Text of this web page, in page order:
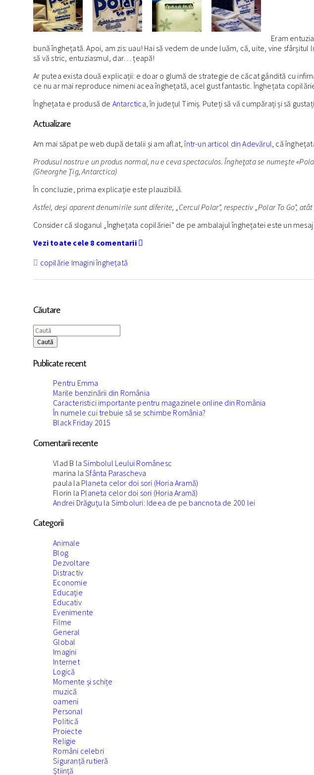
Eram
bună înghețată. Apoi, am zis: uau! Hai să vedem de unde luăm, că, uite, vine
să vă stric, entuziasmul, dar… țeapă!
Ar putea exista două explicații: e doar o glumă de strategie de căcat gândită cu
ce nu ar mai reproduce nimeni acea înghețată, acel gust fantastic. Înghețata
Înghețata e produsă de Antarctica , în județul Timiș. Puteți să vă cumpărați și să
Actualizare
Am mai săpat pe web după detalii și am aflat,într-un articol din Adevărul, că
Produsul nostru e un produs normal, nu e ceva spectaculos. Îngheţata se numeşte
(Gheorghe Ţig, Antarctica)
În concluzie, prima explicație este plauzibilă.
Astfel, deşi aparent denumirile sunt diferite, „Cercul Polar”, respectiv „Polar To Go”,
Consider că sloganul „Înghețata copilăriei” de pe ambalajul înghețatei este un
Vezi toate cele 8 comentarii
copilărie Imaginiînghețată
Căutare
Caută
Publicate recent
Pentru Emma
Marile benzinării din România
Caracteristici importante pentru magazinele online din România
În numele cui trebuie să se schimbe România?
Black Friday 2015
Comentarii recente
Vlad B laSimbolul Leului Românesc
marina laSfânta Parascheva
paula la Planeta celor doi sori (Horia Aramă)
Florin la Planeta celor doi sori (Horia Aramă)
Andrei Drăguţu la Simboluri: Ideea de pe bancnota de 200 lei
Categorii
Animale
Blog
Dezvoltare
Distractiv
Economie
Educaţie
Educativ
Evenimente
Filme
General
Global
Imagini
Internet
Logică
Momente și schițe
muzică
oameni
Personal
Politică
Proiecte
Religie
Români celebri
Siguranță rutieră
Ştiinţă